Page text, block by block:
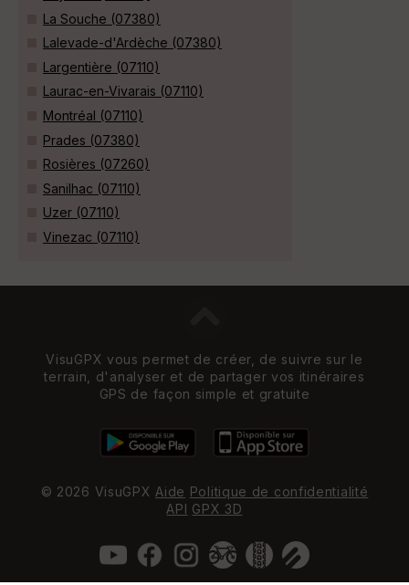
La Souche (07380)
Lalevade-d'Ardèche (07380)
Largentière (07110)
Laurac-en-Vivarais (07110)
Montréal (07110)
Prades (07380)
Rosières (07260)
Sanilhac (07110)
Uzer (07110)
Vinezac (07110)
VisuGPX vous permet de créer, de suivre sur le
terrain, d'analyser et de partager vos itinéraires
GPS de façon simple et gratuite
© 2026 VisuGPX Aide Politique de confidentialité
API GPX 3D